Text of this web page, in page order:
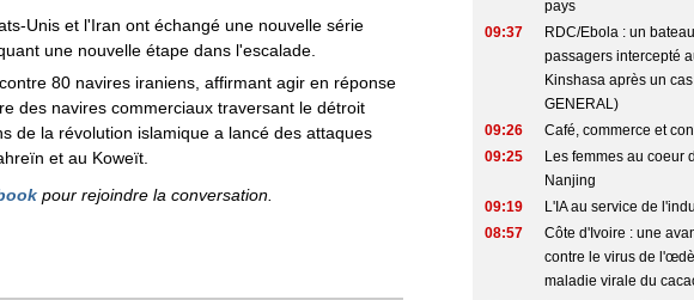
Unis et l'Iran ont échangé une nouvelle série
une nouvelle étape dans l'escalade.
80 navires iraniens, affirmant agir en réponse
des navires commerciaux traversant le détroit
de la révolution islamique a lancé des attaques
et au Koweït.
pour rejoindre la conversation.